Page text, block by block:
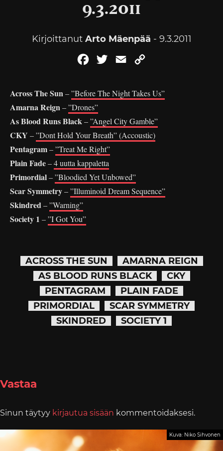
9.3.2011
Kirjoittanut Arto Mäenpää - 9.3.2011
FacebookTwitterEmail
Across The Sun–”Before The Night Takes Us”
Amarna Reign–”Drones”
As Blood Runs Black–”Angel City Gamble”
CKY –”Dont Hold Your Breath” (Accoustic)
Pentagram–”Treat Me Right”
Plain Fade–4 uutta kappaletta
Primordial–”Bloodied Yet Unbowed”
Scar Symmetry–”Illuminoid Dream Sequence”
Skindred–”Warning”
Society 1 –”I Got You”
ACROSS THE SUN
AMARNA REIGN
AS BLOOD RUNS BLACK
CKY
PENTAGRAM
PLAIN FADE
PRIMORDIAL
SCAR SYMMETRY
SKINDRED
SOCIETY 1
Vastaa
Sinun täytyy kirjautua sisään kommentoidaksesi.
Kuva: Niko Sihvonen